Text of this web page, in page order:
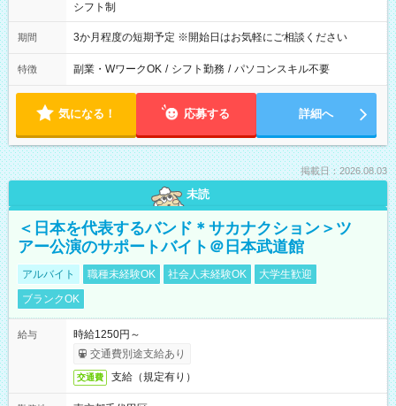
シフト制
期間 3か月程度の短期予定 ※開始日はお気軽にご相談ください
特徴 副業・WワークOK / シフト勤務 / パソコンスキル不要
気になる！ 応募する 詳細へ
掲載日：2026.08.03
未読
＜日本を代表するバンド＊サカナクション＞ツ
アー公演のサポートバイト＠日本武道館
アルバイト 職種未経験OK 社会人未経験OK
大学生歓迎
ブランクOK
給与
時給1250円～
交通費別途支給あり
交通費 支給（規定有り）